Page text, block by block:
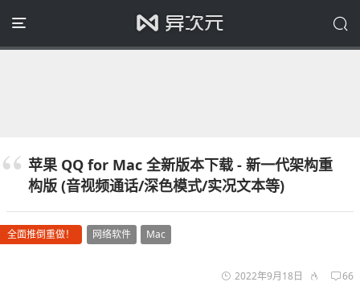
苹果 QQ for Mac 全新版本下载 - 新一代架构重
构版 (音视频通话/深色模式/实况文本等)
全面推倒重做！ 网络软件 Mac
2022年9月18日 66